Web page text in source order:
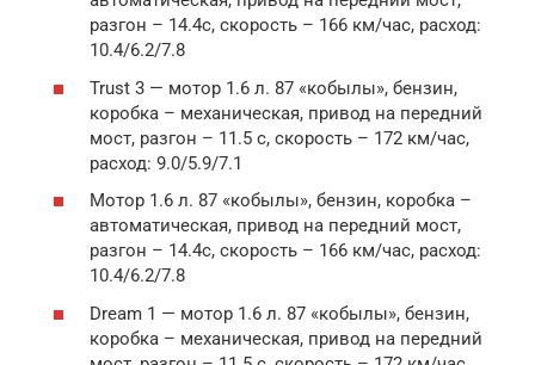
разгон – 14.4с, скорость – 166 км/час, расход:
10.4/6.2/7.8
Trust 3 — мотор 1.6 л. 87 «кобылы», бензин,
коробка – механическая, привод на передний
мост, разгон – 11.5 с, скорость – 172 км/час,
расход: 9.0/5.9/7.1
Мотор 1.6 л. 87 «кобылы», бензин, коробка –
автоматическая, привод на передний мост,
разгон – 14.4с, скорость – 166 км/час, расход:
10.4/6.2/7.8
Dream 1 — мотор 1.6 л. 87 «кобылы», бензин,
коробка – механическая, привод на передний